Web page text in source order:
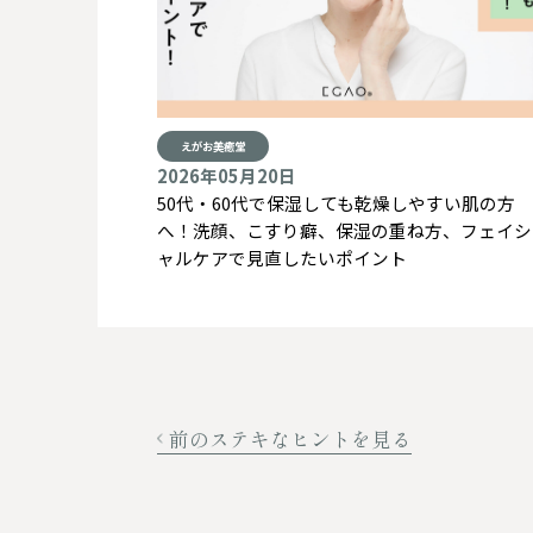
えがお美癒堂
2026年05月20日
50代・60代で保湿しても乾燥しやすい肌の方
へ！洗顔、こすり癖、保湿の重ね方、フェイシ
ャルケアで見直したいポイント
前のステキなヒントを見る